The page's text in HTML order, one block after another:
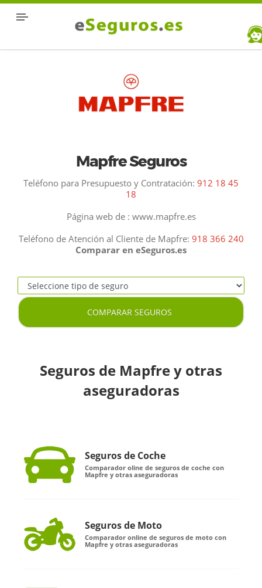
Mapfre Seguros
Teléfono para Presupuesto y Contratación: 912 18 45
18
Página web de : www.mapfre.es
Teléfono de Atención al Cliente de Mapfre: 918 366 240
Comparar en eSeguros.es
COMPARAR SEGUROS
Seguros de Mapfre y otras
aseguradoras
Seguros de Coche
Comparador oline de seguros de coche con
Mapfre y otras aseguradoras
Seguros de Moto
Comparador online de seguros de moto con
Mapfre y otras aseguradoras